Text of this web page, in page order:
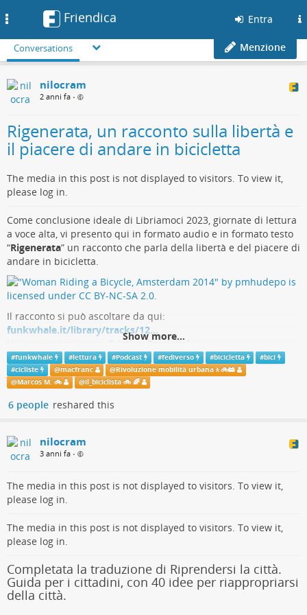
Friendica Entra
Conversations Menzione
nilocram
2 anni fa •
Rigenerata, un racconto sulla libertà e
il piacere di andare in bicicletta
The media in this post is not displayed to visitors. To view it,
please log in.
Come conclusione ideale di Libriamoci 2023, giornate di lettura
a voce alta, vi presento qui in formato audio e in formato testo
“Rigenerata” un racconto che parla della libertà e del piacere di
andare in bicicletta.
Il racconto si può ascoltare da qui:
funkwhale.it/library/tracks/12…
Cristina Castigliola
(cristinacastigliola.it/index.p…), la bravissima attrice e speaker
che ci ha regalato il suo tempo e la sua voce.
Il testo è tratto dalla raccolta
biblioteca di Cormano (MI).
Il progetto LibLab, sviluppato tra il febbraio 2018 e il marzo
alla scoperta del Design Thinking e della progettazione
partecipata, per rendere gli utenti protagonisti ed ideatori di
I testi sono stati scritti e condivisi attraverso la lettura ad alta
voce da un gruppo di utenti italiane e straniere della biblioteca
di Cormano.
Il testo del racconto si può scaricare da qui:
dgxy.link/Rigenerata
Show more...
#funkwhale #lettura #Podcast #fediverso #bicicletta #bici
#cicliste @macfranc @Rivoluzione mobilità urbana🚶🚲🚋
@Marcos M. 🚲 @il_biciclista 🚲 🌈
6 people reshared this
nilocram
3 anni fa •
The media in this post is not displayed to visitors. To view it,
please log in.
The media in this post is not displayed to visitors. To view it,
please log in.
Completata la traduzione di Riprendersi la città.
Guida per i cittadini, con 40 idee per riappropriarsi
della città.